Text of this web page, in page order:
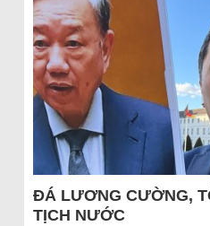
ĐÁ LƯƠNG CƯỜNG,
TỊCH NƯỚC